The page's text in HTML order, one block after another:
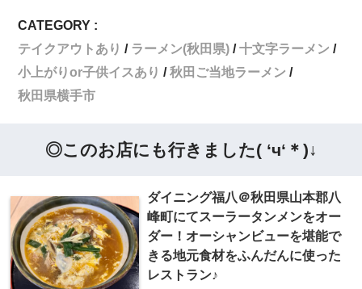
CATEGORY :
テイクアウトあり
ラーメン(秋田県)
十文字ラーメン
小上がりor子供イスあり
秋田ご当地ラーメン
秋田県横手市
◎このお店にも行きました( ‘ч‘＊)↓
ダイニング福八＠秋田県山本郡八
峰町にてスーラータンメンをオー
ダー！オーシャンビューを堪能で
きる地元食材をふんだんに使った
レストラン♪